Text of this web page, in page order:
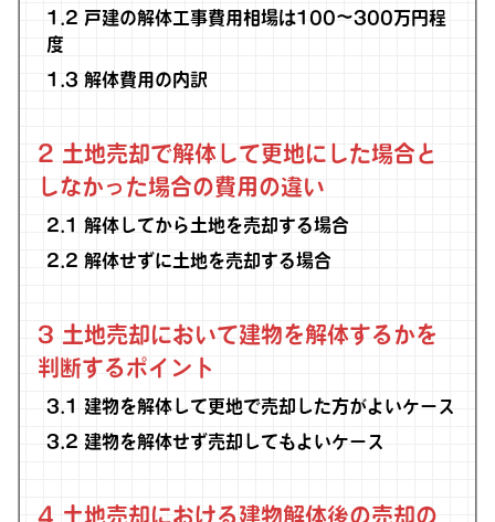
1.2 戸建の解体工事費用相場は100〜300万円程
度
1.3 解体費用の内訳
2 土地売却で解体して更地にした場合と
しなかった場合の費用の違い
2.1
解体してから土地を売却する場合
2.2 解体せずに土地を売却する場合
3 土地売却において建物を解体するかを
判断するポイント
3.1
建物を解体して更地で売却した方がよいケース
3.2 建物を解体せず売却してもよいケース
4 土地売却における建物解体後の売却の